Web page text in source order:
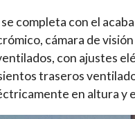
completa con el
cámara de
con ajustes
traseros
en altura y